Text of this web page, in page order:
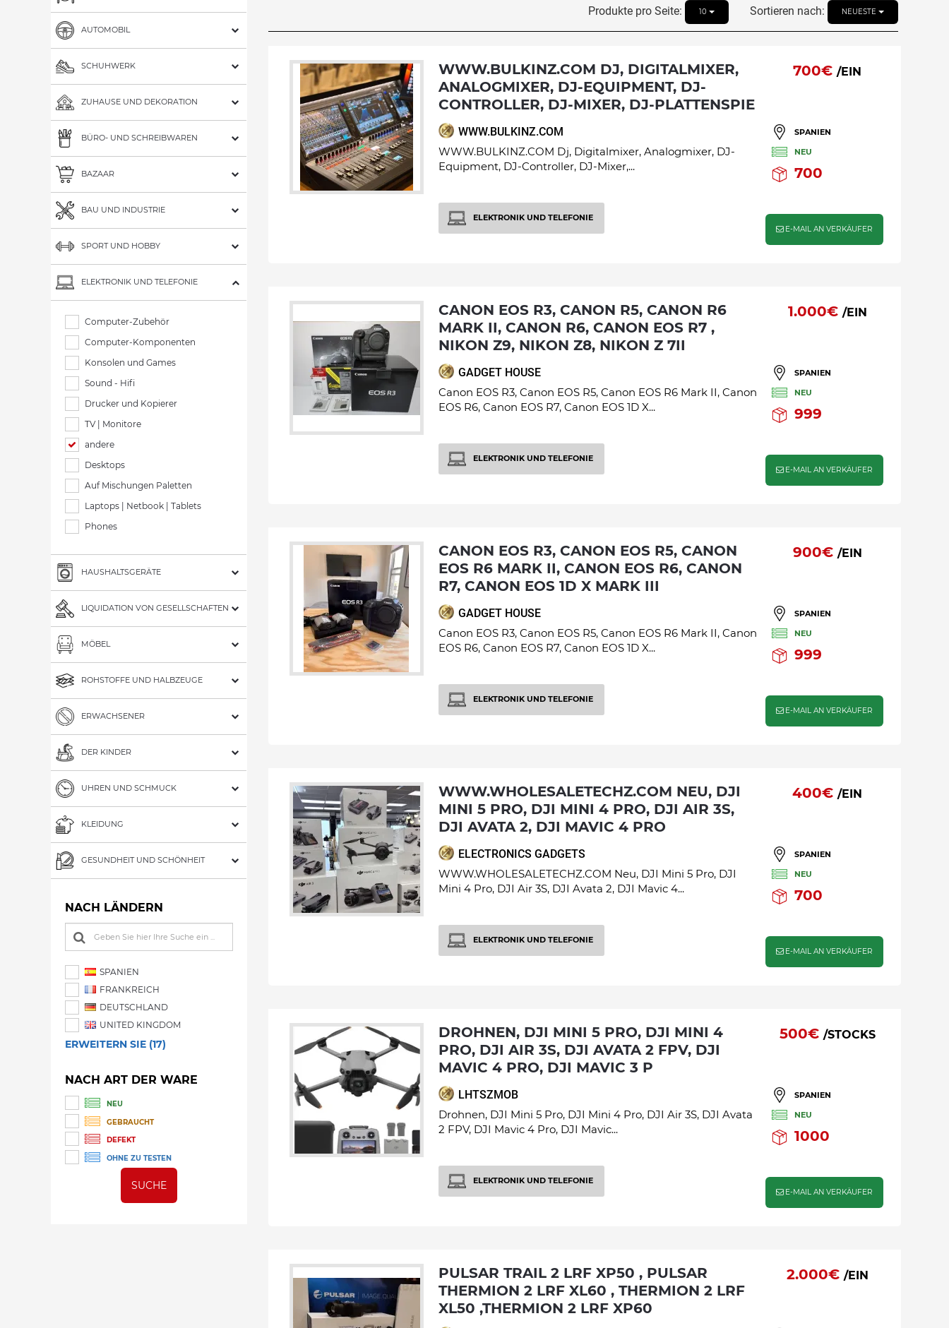
AUTOMOBIL
SCHUHWERK
ZUHAUSE UND DEKORATION
BÜRO- UND SCHREIBWAREN
BAZAAR
BAU UND INDUSTRIE
SPORT UND HOBBY
ELEKTRONIK UND TELEFONIE
Computer-Zubehör
Computer-Komponenten
Konsolen und Games
Sound - Hifi
Drucker und Kopierer
TV | Monitore
andere
Desktops
Auf Mischungen Paletten
Laptops | Netbook | Tablets
Phones
HAUSHALTSGERÄTE
LIQUIDATION VON GESELLSCHAFTEN
MÖBEL
ROHSTOFFE UND HALBZEUGE
ERWACHSENER
DER KINDER
UHREN UND SCHMUCK
KLEIDUNG
GESUNDHEIT UND SCHÖNHEIT
NACH LÄNDERN
SPANIEN
FRANKREICH
DEUTSCHLAND
UNITED KINGDOM
ERWEITERN SIE (17)
NACH ART DER WARE
NEU
GEBRAUCHT
DEFEKT
OHNE ZU TESTEN
SUCHE
Sortieren nach: NEUESTE
Produkte pro Seite: 10
WWW.BULKINZ.COM DJ, DIGITALMIXER,
ANALOGMIXER, DJ-EQUIPMENT, DJ-
CONTROLLER, DJ-MIXER, DJ-PLATTENSPIE
700€/EIN
WWW.BULKINZ.COM
WWW.BULKINZ.COM Dj, Digitalmixer, Analogmixer, DJ-
Equipment, DJ-Controller, DJ-Mixer,...
SPANIEN
NEU
700
ELEKTRONIK UND TELEFONIE
E-MAIL AN VERKÄUFER
CANON EOS R3, CANON R5, CANON R6
MARK II, CANON R6, CANON EOS R7 ,
NIKON Z9, NIKON Z8, NIKON Z 7II
1.000€ /EIN
GADGET HOUSE
Canon EOS R3, Canon EOS R5, Canon EOS R6 Mark II, Canon
EOS R6, Canon EOS R7, Canon EOS 1D X...
SPANIEN
NEU
999
ELEKTRONIK UND TELEFONIE
E-MAIL AN VERKÄUFER
CANON EOS R3, CANON EOS R5, CANON
EOS R6 MARK II, CANON EOS R6, CANON
R7, CANON EOS 1D X MARK III
900€ /EIN
GADGET HOUSE
Canon EOS R3, Canon EOS R5, Canon EOS R6 Mark II, Canon
EOS R6, Canon EOS R7, Canon EOS 1D X...
SPANIEN
NEU
999
ELEKTRONIK UND TELEFONIE
E-MAIL AN VERKÄUFER
WWW.WHOLESALETECHZ.COM NEU, DJI
MINI 5 PRO, DJI MINI 4 PRO, DJI AIR 3S,
DJI AVATA 2, DJI MAVIC 4 PRO
400€/EIN
ELECTRONICS GADGETS
WWW.WHOLESALETECHZ.COM Neu, DJI Mini 5 Pro, DJI
Mini 4 Pro, DJI Air 3S, DJI Avata 2, DJI Mavic 4...
SPANIEN
NEU
700
ELEKTRONIK UND TELEFONIE
E-MAIL AN VERKÄUFER
DROHNEN, DJI MINI 5 PRO, DJI MINI 4
PRO, DJI AIR 3S, DJI AVATA 2 FPV, DJI
MAVIC 4 PRO, DJI MAVIC 3 P
500€ /STOCKS
LHTSZMOB
Drohnen, DJI Mini 5 Pro, DJI Mini 4 Pro, DJI Air 3S, DJI Avata
2 FPV, DJI Mavic 4 Pro, DJI Mavic...
SPANIEN
NEU
1000
ELEKTRONIK UND TELEFONIE
E-MAIL AN VERKÄUFER
PULSAR TRAIL 2 LRF XP50 , PULSAR
THERMION 2 LRF XL60 , THERMION 2 LRF
XL50 ,THERMION 2 LRF XP60
2.000€ /EIN